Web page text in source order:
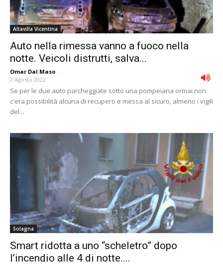
Altavilla Vicentina
Auto nella rimessa vanno a fuoco nella
notte. Veicoli distrutti, salva...
Omar Dal Maso -
2 Agosto 2022
Se per le due auto parcheggiate sotto una pompeiana ormai non
c'era possibilità alcuna di recupero e messa al sicuro, almeno i vigili
del...
Solagna
Smart ridotta a uno “scheletro” dopo
l’incendio alle 4 di notte....